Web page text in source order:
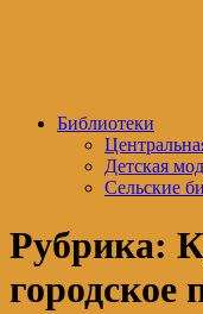
Библиотеки
Детская
Сельские
Рубрика:
городское